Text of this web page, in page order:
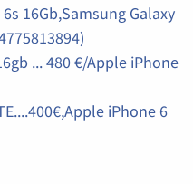
16Gb,Samsung Galaxy
... 480 €/Apple iPhone
iPhone 6